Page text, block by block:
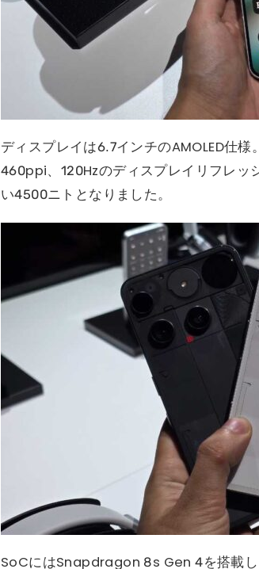
ディスプレイは6.7インチのAMOLED仕
460ppi、120Hzのディスプレイリフレッ
い4500ニトとなりました。
SoCにはSnapdragon 8s Gen 4を搭載